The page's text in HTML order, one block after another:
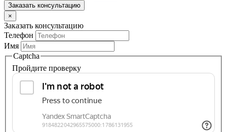
Заказать консультацию
×
Заказать консультацию
Телефон
Имя
Captcha
Пройдите проверку